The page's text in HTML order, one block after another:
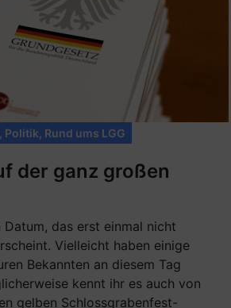
Politik Rund ums LGG
der ganz großen
Datum, das erst einmal nicht
Vielleicht haben einige
Bekannten an diesem Tag
kennt ihr es auch von
gelben Schlossgrabenfest-